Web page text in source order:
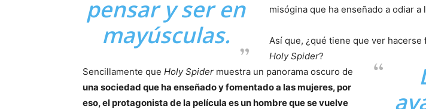
pensar y ser en
mayúsculas.
misógina que ha enseñado a odiar a
Así que, ¿qué tiene que ver hacerse
Holy Spider?
Sencillamente que Holy Spider muestra un panorama oscuro de
una sociedad que ha enseñado y fomentado a las mujeres, por
eso, el protagonista de la película es un hombre que se vuelve